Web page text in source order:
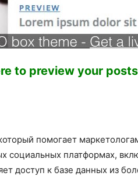
to preview your posts
помогает
социальных платформах,
доступ к базе данных из